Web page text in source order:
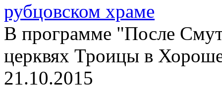
рубцовском храме
В программе "После
церквях Троицы в
21.10.2015